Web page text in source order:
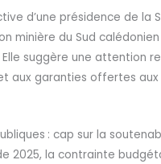
d’une présidence de la
minière du Sud
suggère une attention
aux garanties offertes
: cap sur la
2025, la contrainte